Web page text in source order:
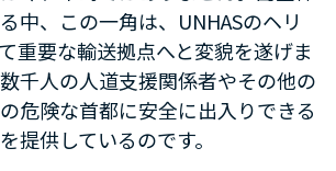
中、この一角は、UNHASのヘリ
重要な輸送拠点へと変貌を遂げま
千人の人道支援関係者やその他の
危険な首都に安全に出入りできる
提供しているのです。